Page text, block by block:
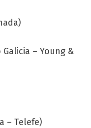
– Young &
– Telefe)